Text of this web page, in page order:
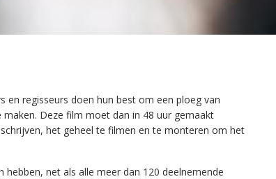
en regisseurs doen hun best om een ploeg van
Deze film moet dan in 48 uur gemaakt
het geheel te filmen en te monteren om het
net als alle meer dan 120 deelnemende